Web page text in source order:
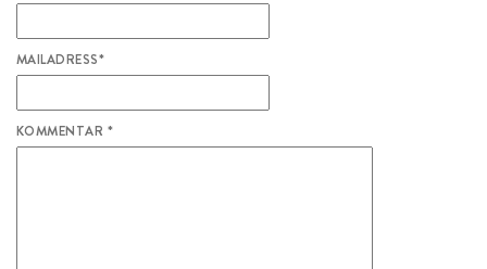
MAILADRESS*
KOMMENTAR *